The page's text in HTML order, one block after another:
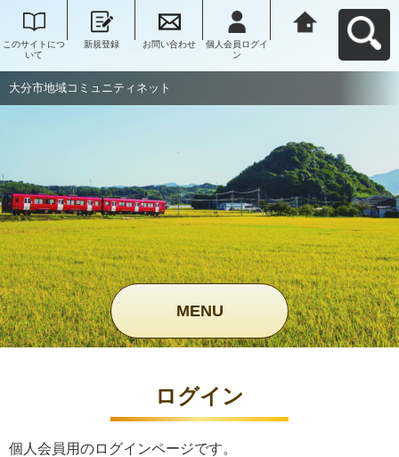
このサイトにつ
いて
新規登録 お問い合わせ
個人会員ログイ
ン
大分市地域コミュニティネット
MENU
ログイン
個人会員用のログインページです。